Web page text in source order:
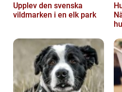
Upplev den svenska
vildmarken i en elk park